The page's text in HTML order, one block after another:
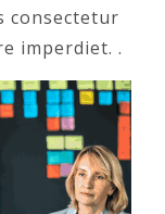
consectetur
imperdiet. .